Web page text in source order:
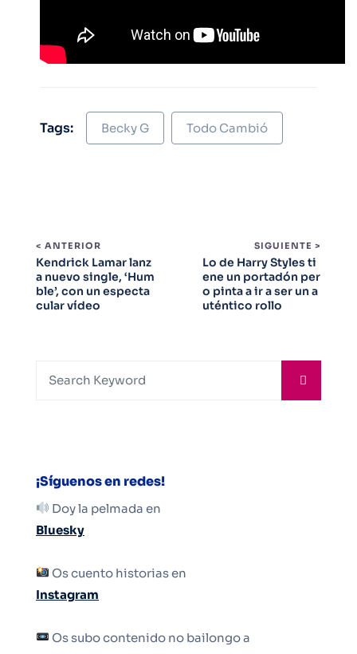
Tags: Becky G Todo Cambió
< ANTERIOR
Kendrick Lamar lanz
a nuevo single, ‘Hum
ble’, con un especta
cular vídeo
SIGUIENTE >
Lo de Harry Styles ti
ene un portadón per
o pinta a ir a ser un a
uténtico rollo
¡Síguenos en redes!
Doy la pelmada en
Bluesky
Os cuento historias en
Instagram
Os subo contenido no bailongo a